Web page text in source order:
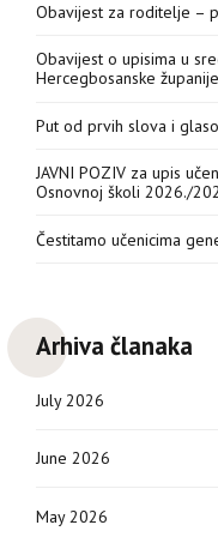
Obavijest za roditelje –
Obavijest o upisima u
Hercegbosanske županije
Put od prvih slova i
JAVNI POZIV za upis
Osnovnoj školi 2026./
Čestitamo učenicima
Arhiva članaka
July 2026
June 2026
May 2026